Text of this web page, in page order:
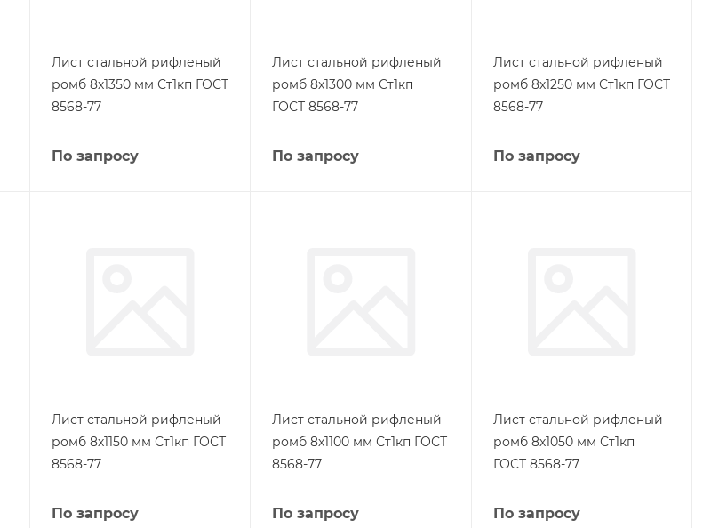
Лист стальной рифленый
ромб 8х1350 мм Ст1кп ГОСТ
8568-77
По запросу
Лист стальной рифленый
ромб 8х1300 мм Ст1кп
ГОСТ 8568-77
По запросу
Лист стальной рифленый
ромб 8х1250 мм Ст1кп ГОСТ
8568-77
По запросу
Лист стальной рифленый
ромб 8х1150 мм Ст1кп ГОСТ
8568-77
По запросу
Лист стальной рифленый
ромб 8х1100 мм Ст1кп ГОСТ
8568-77
По запросу
Лист стальной рифленый
ромб 8х1050 мм Ст1кп
ГОСТ 8568-77
По запросу